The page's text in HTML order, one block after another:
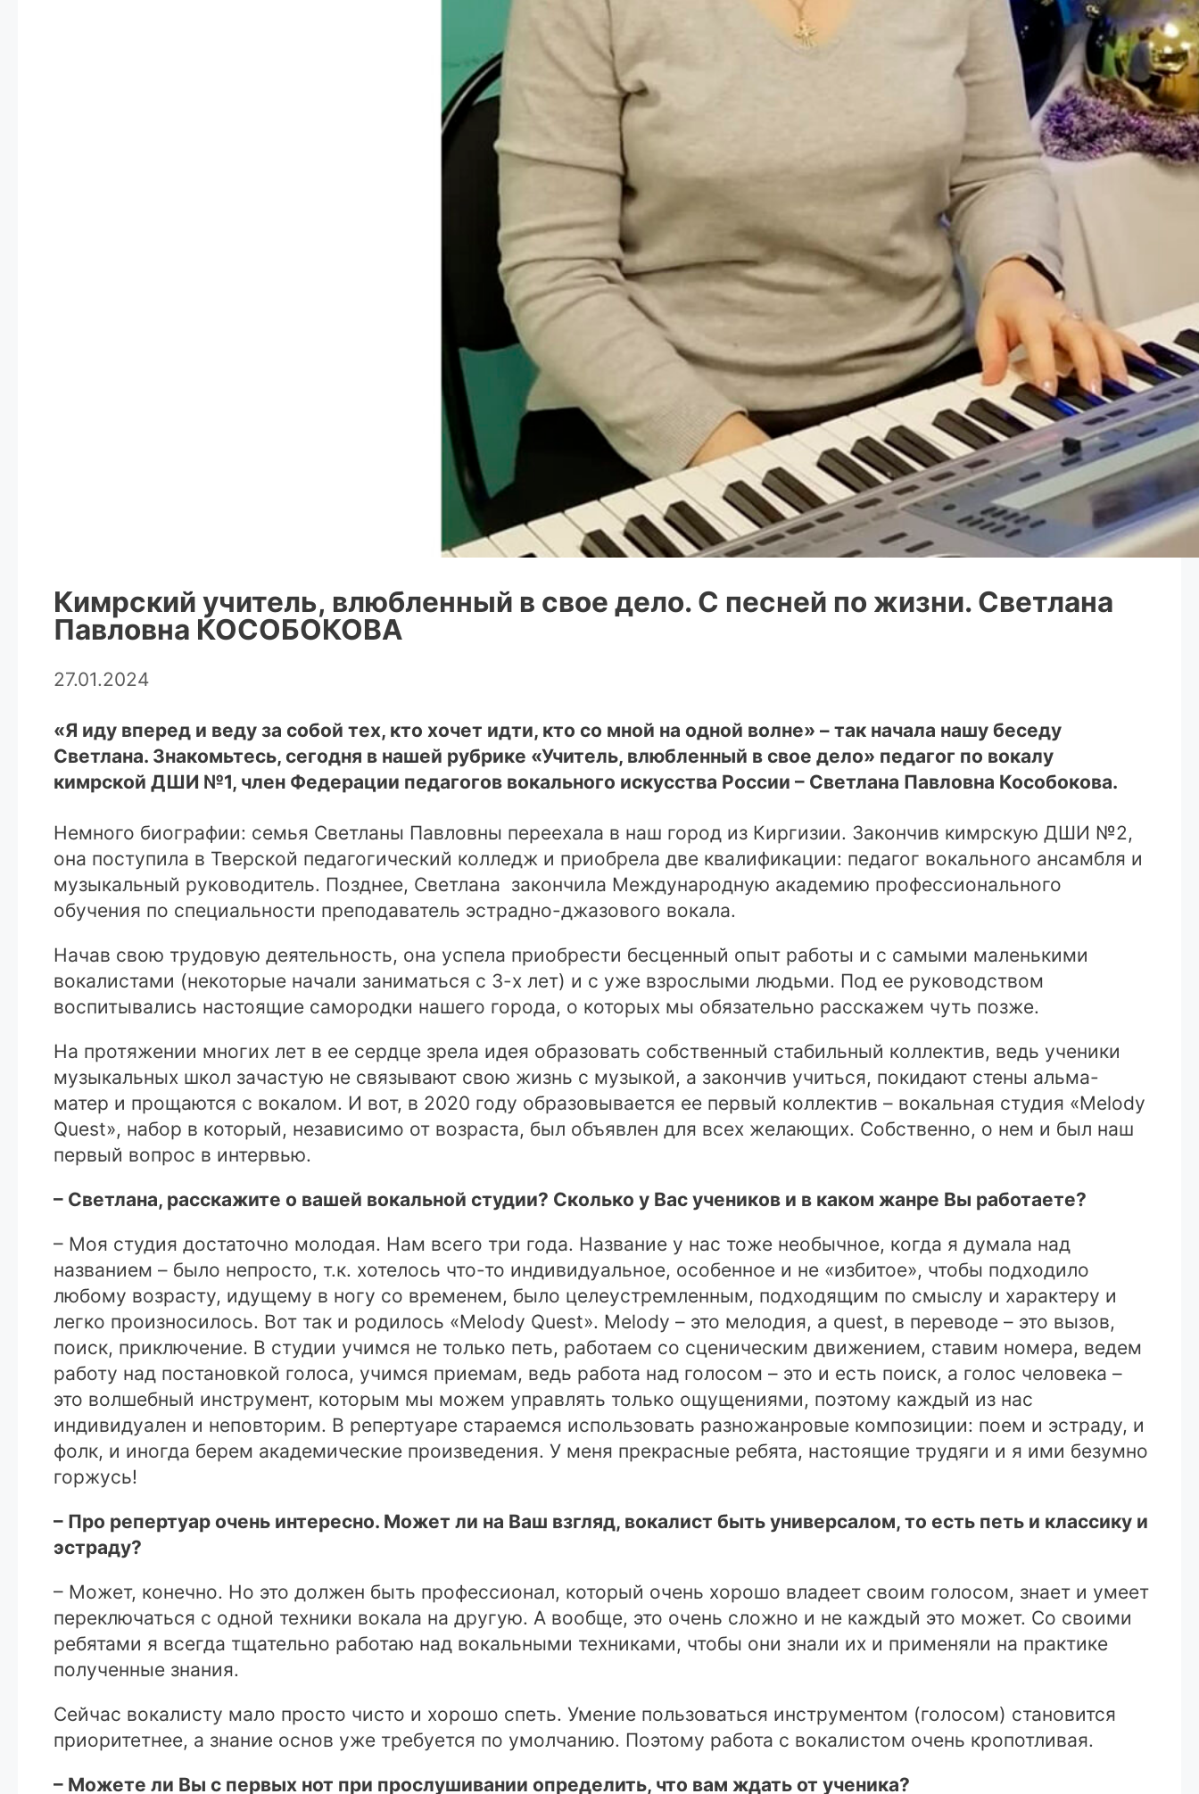
Кимрский учитель, влюбленный в свое дело. С песней по жизни. Светлана
Павловна КОСОБОКОВА
27.01.2024
«Я иду вперед и веду за собой тех, кто хочет идти, кто со мной на одной волне» – так начала нашу беседу
Светлана. Знакомьтесь, сегодня в нашей рубрике «Учитель, влюбленный в свое дело» педагог по вокалу
кимрской ДШИ №1, член Федерации педагогов вокального искусства России – Светлана Павловна Кособокова.
Немного биографии: семья Светланы Павловны переехала в наш город из Киргизии. Закончив кимрскую ДШИ №2,
она поступила в Тверской педагогический колледж и приобрела две квалификации: педагог вокального ансамбля и
музыкальный руководитель. Позднее, Светлана закончила Международную академию профессионального
обучения по специальности преподаватель эстрадно-джазового вокала.
Начав свою трудовую деятельность, она успела приобрести бесценный опыт работы и с самыми маленькими
вокалистами (некоторые начали заниматься с 3-х лет) и с уже взрослыми людьми. Под ее руководством
воспитывались настоящие самородки нашего города, о которых мы обязательно расскажем чуть позже.
На протяжении многих лет в ее сердце зрела идея образовать собственный стабильный коллектив, ведь ученики
музыкальных школ зачастую не связывают свою жизнь с музыкой, а закончив учиться, покидают стены альма-
матер и прощаются с вокалом. И вот, в 2020 году образовывается ее первый коллектив – вокальная студия «Melody
Quest», набор в который, независимо от возраста, был объявлен для всех желающих. Собственно, о нем и был наш
первый вопрос в интервью.
– Светлана, расскажите о вашей вокальной студии? Сколько у Вас учеников и в каком жанре Вы работаете?
– Моя студия достаточно молодая. Нам всего три года. Название у нас тоже необычное, когда я думала над
названием – было непросто, т.к. хотелось что-то индивидуальное, особенное и не «избитое», чтобы подходило
любому возрасту, идущему в ногу со временем, было целеустремленным, подходящим по смыслу и характеру и
легко произносилось. Вот так и родилось «Melody Quest». Melody – это мелодия, а quest, в переводе – это вызов,
поиск, приключение. В студии учимся не только петь, работаем со сценическим движением, ставим номера, ведем
работу над постановкой голоса, учимся приемам, ведь работа над голосом – это и есть поиск, а голос человека –
это волшебный инструмент, которым мы можем управлять только ощущениями, поэтому каждый из нас
индивидуален и неповторим. В репертуаре стараемся использовать разножанровые композиции: поем и эстраду, и
фолк, и иногда берем академические произведения. У меня прекрасные ребята, настоящие трудяги и я ими безумно
горжусь!
– Про репертуар очень интересно. Может ли на Ваш взгляд, вокалист быть универсалом, то есть петь и классику и
эстраду?
– Может, конечно. Но это должен быть профессионал, который очень хорошо владеет своим голосом, знает и умеет
переключаться с одной техники вокала на другую. А вообще, это очень сложно и не каждый это может. Со своими
ребятами я всегда тщательно работаю над вокальными техниками, чтобы они знали их и применяли на практике
полученные знания.
Сейчас вокалисту мало просто чисто и хорошо спеть. Умение пользоваться инструментом (голосом) становится
приоритетнее, а знание основ уже требуется по умолчанию. Поэтому работа с вокалистом очень кропотливая.
– Можете ли Вы с первых нот при прослушивании определить, что вам ждать от ученика?